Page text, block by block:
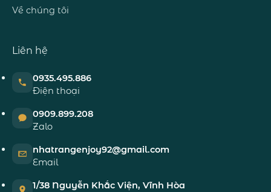
Về chúng tôi
Liên hệ
0935.495.886
Điện thoại
0909.899.208
Zalo
nhatrangenjoy92@gmail.com
Email
1/38 Nguyễn Khắc Viện, Vĩnh Hòa